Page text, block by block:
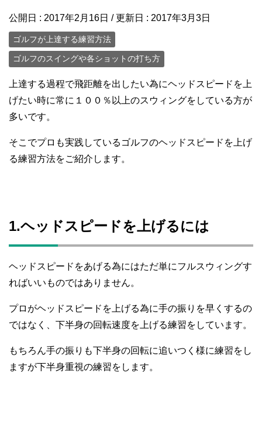
公開日 : 2017年2月16日 / 更新日 : 2017年3月3日
ゴルフが上達する練習方法
ゴルフのスイングや各ショットの打ち方
上達する過程で飛距離を出したい為にヘッドスピードを上
げたい時に常に１００％以上のスウィングをしている方が
多いです。
そこでプロも実践しているゴルフのヘッドスピードを上げ
る練習方法をご紹介します。
1.ヘッドスピードを上げるには
ヘッドスピードをあげる為にはただ単にフルスウィングす
ればいいものではありません。
プロがヘッドスピードを上げる為に手の振りを早くするの
ではなく、下半身の回転速度を上げる練習をしています。
もちろん手の振りも下半身の回転に追いつく様に練習をし
ますが下半身重視の練習をします。